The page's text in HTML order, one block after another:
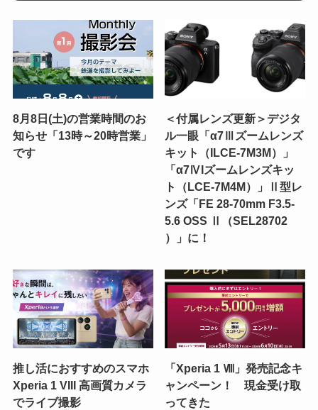
8月8日(土)の営業時間のお
知らせ「13時～20時営業」
です
＜付属レンズ更新＞デジタ
ル一眼「α7Ⅲズームレンズ
キット（ILCE-7M3M）」
「α7ⅣIズームレンズキッ
ト（LCE-7M4M）」Ⅱ型レ
ンズ「FE 28-70mm F3.5-
5.6 OSS Ⅱ（SEL28702
）」に！
推し活におすすめのスマホ
Xperia 1 VIII 高画質カメラ
でライブ撮影
「Xperia 1 Ⅷ」発売記念キ
ャンペーン！ 現金受け取
ってきた